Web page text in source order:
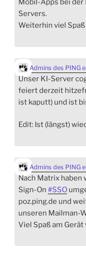
Mobil-Apps bei
Servers.
Weiterhin viel Spaß
Admins des PING
Unser KI-Server
feiert derzeit
ist kaputt) und ist
Edit: Ist (längst)
Admins des PING
Nach Matrix haben
Sign-On #SSO
poz.ping.de und
unseren Mailman-
Viel Spaß am